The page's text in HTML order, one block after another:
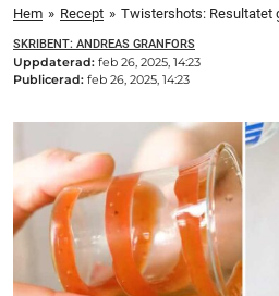
Hem » Recept » Twistershots: Resultatet
SKRIBENT: ANDREAS GRANFORS
Uppdaterad: feb 26, 2025, 14:23
Publicerad: feb 26, 2025, 14:23